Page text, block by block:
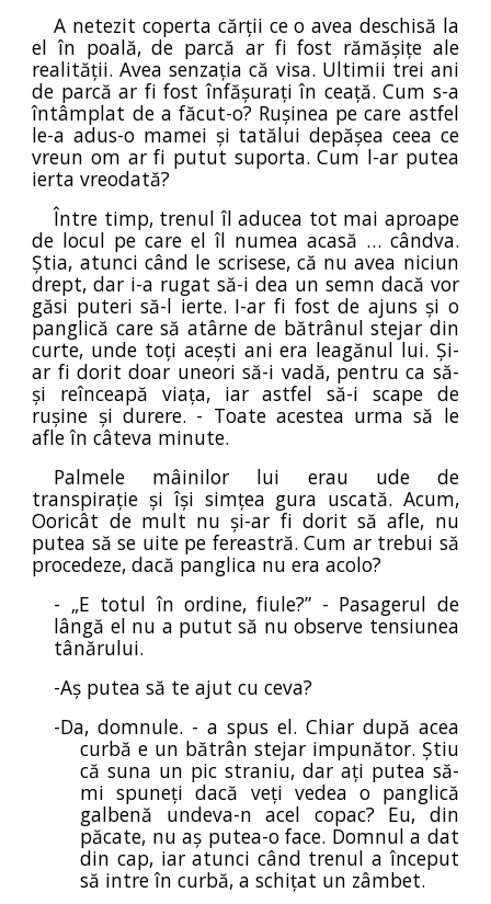
A netezit coperta cărții ce o avea deschisă la
el în poală, de parcă ar fi fost rămășițe ale
realității. Avea senzația că visa. Ultimii trei ani
de parcă ar fi fost înfășurați în ceață. Cum s-a
întâmplat de a făcut-o? Rușinea pe care astfel
le-a adus-o mamei și tatălui depășea ceea ce
vreun om ar fi putut suporta. Cum l-ar putea
ierta vreodată?
Între timp, trenul îl aducea tot mai aproape
de locul pe care el îl numea acasă … cândva.
Știa, atunci când le scrisese, că nu avea niciun
drept, dar i-a rugat să-i dea un semn dacă vor
găsi puteri să-l ierte. I-ar fi fost de ajuns și o
panglică care să atârne de bătrânul stejar din
curte, unde toți acești ani era leagănul lui. Și-
ar fi dorit doar uneori să-i vadă, pentru ca să-
și reînceapă viața, iar astfel să-i scape de
rușine și durere. - Toate acestea urma să le
afle în câteva minute.
Palmele mâinilor lui erau ude de
transpirație și își simțea gura uscată. Acum,
Ooricât de mult nu și-ar fi dorit să afle, nu
putea să se uite pe fereastră. Cum ar trebui să
procedeze, dacă panglica nu era acolo?
- „E totul în ordine, fiule?” - Pasagerul de
lângă el nu a putut să nu observe tensiunea
tânărului.
-Aș putea să te ajut cu ceva?
-Da, domnule. - a spus el. Chiar după acea
curbă e un bătrân stejar impunător. Știu
că suna un pic straniu, dar ați putea să-
mi spuneți dacă veți vedea o panglică
galbenă undeva-n acel copac? Eu, din
păcate, nu aș putea-o face. Domnul a dat
din cap, iar atunci când trenul a început
să intre în curbă, a schițat un zâmbet.